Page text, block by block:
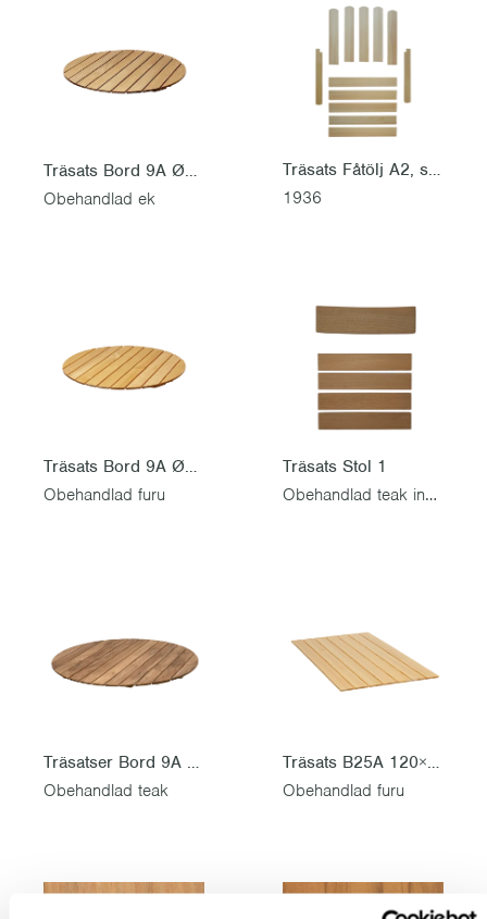
Träsats Bord 9A Ø100
Obehandlad ek
Träsats Fåtölj A2, sitsbräda 50 cm
1936
Träsats Bord 9A Ø120
Obehandlad furu
Träsats Stol 1
Obehandlad teak inkl. rostfri skruvsats
Träsatser Bord 9A Ø120
Obehandlad teak
Träsats B25A 120×70 cm
Obehandlad furu